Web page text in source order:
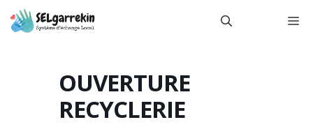
Aller
au
OUVERTURE
RECYCLERIE